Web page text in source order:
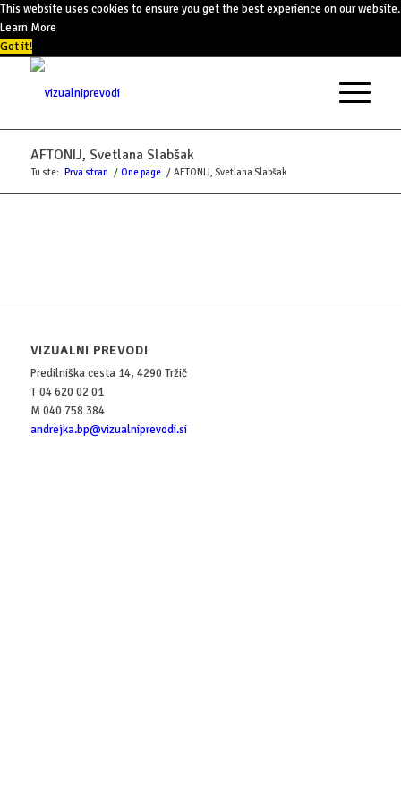
This website uses cookies to ensure you get the best experience on our website.
Learn More
Got it!
AFTONIJ, Svetlana Slabšak
Tu ste: Prva stran / One page / AFTONIJ, Svetlana Slabšak
VIZUALNI PREVODI
Predilniška cesta 14, 4290 Tržič
T 04 620 02 01
M 040 758 384
andrejka.bp@vizualniprevodi.si